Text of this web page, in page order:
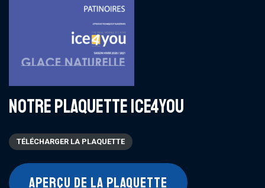
NOTRE PLAQUETTE ICE4YOU
TÉLÉCHARGER LA PLAQUETTE
APERÇU DE LA PLAQUETTE